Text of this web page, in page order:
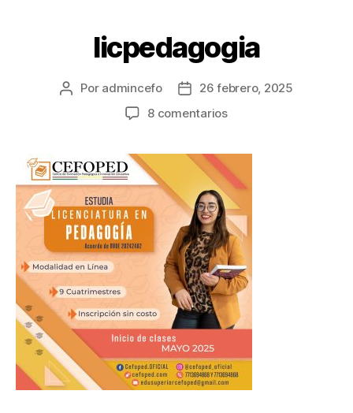
licpedagogia
Por admincefo
26 febrero, 2025
8 comentarios